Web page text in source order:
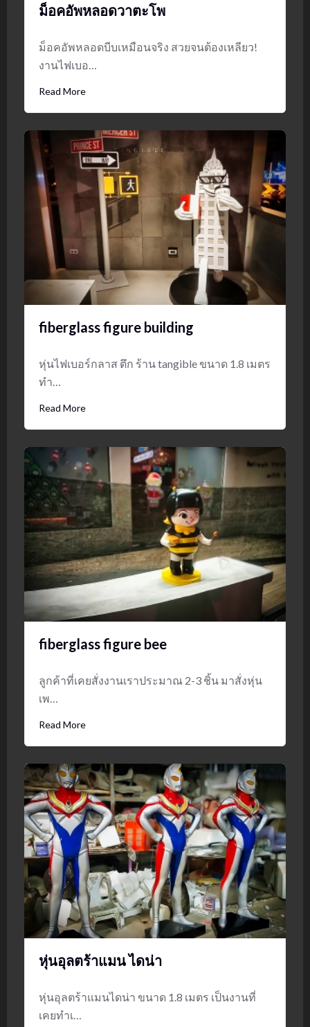
ม็อคอัพหลอดวาตะโพ
ม็อคอัพหลอดบีบเหมือนจริง สวยจนต้องเหลียว!
งานไฟเบอ…
Read More
fiberglass figure building
หุ่นไฟเบอร์กลาส ตึก ร้าน tangible ขนาด 1.8 เมตร
ทำ…
Read More
fiberglass figure bee
ลูกค้าที่เคยสั่งงานเราประมาณ 2-3 ชิ้น มาสั่งหุ่น
เพ…
Read More
หุ่นอุลตร้าแมน ไดน่า
หุ่นอุลตร้าแมนไดน่า ขนาด 1.8 เมตร เป็นงานที่
เคยทำเ…